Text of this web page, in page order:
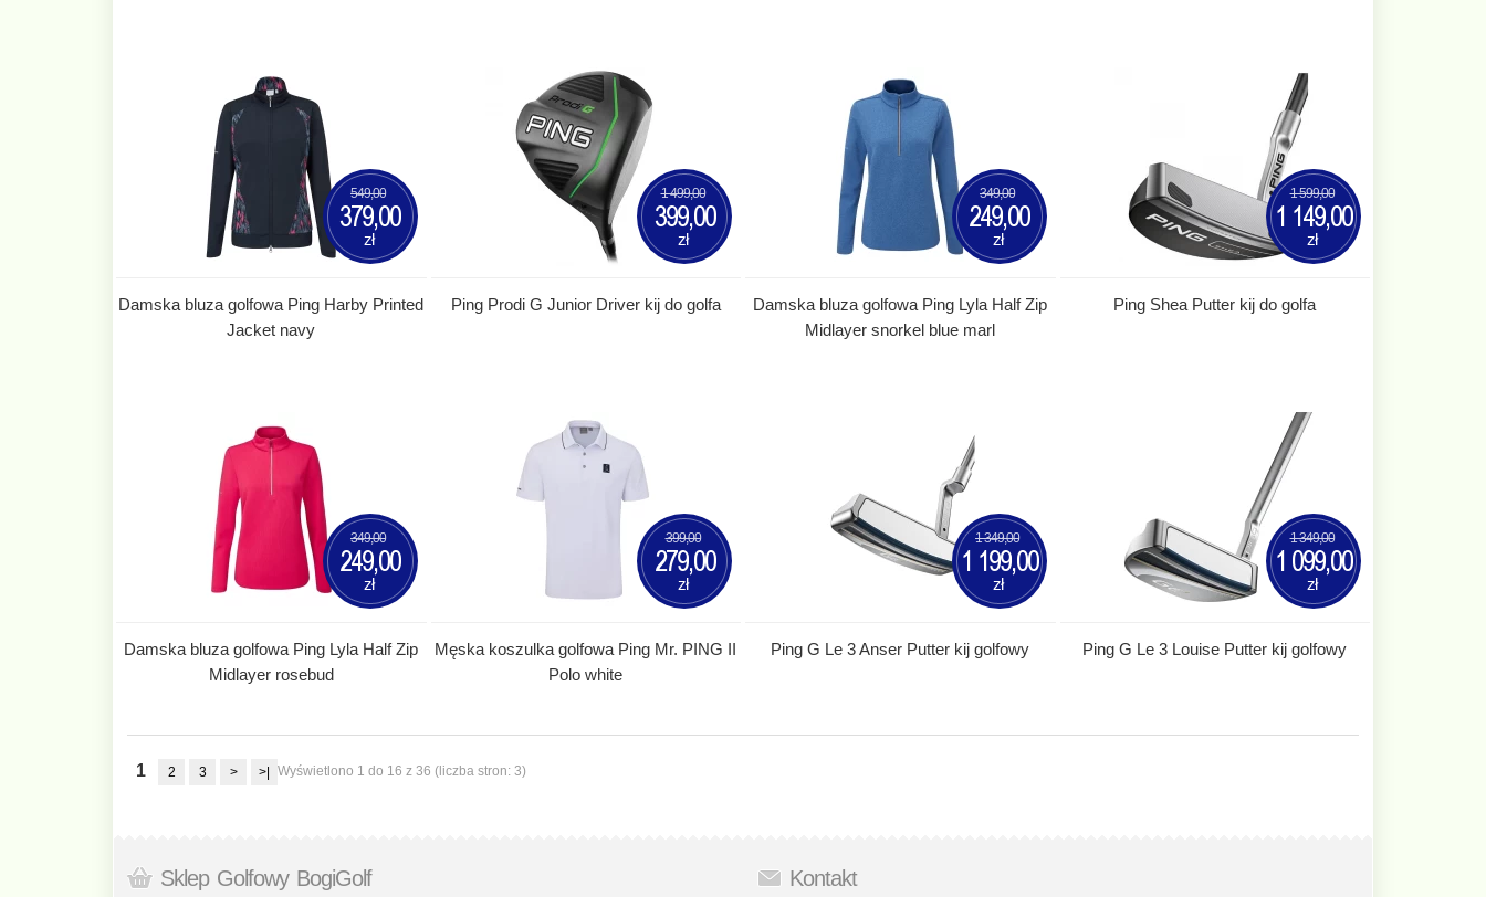
Damska bluza golfowa Ping Harby Printed
Jacket navy
549,00
379,00
zł
Ping Prodi G Junior Driver kij do golfa
1 499,00
399,00
zł
Damska bluza golfowa Ping Lyla Half Zip
Midlayer snorkel blue marl
349,00
249,00
zł
Ping Shea Putter kij do golfa
1 599,00
1 149,00
zł
Damska bluza golfowa Ping Lyla Half Zip
Midlayer rosebud
349,00
249,00
zł
Męska koszulka golfowa Ping Mr. PING II
Polo white
399,00
279,00
zł
Ping G Le 3 Anser Putter kij golfowy
1 349,00
1 199,00
zł
Ping G Le 3 Louise Putter kij golfowy
1 349,00
1 099,00
zł
1 2 3 > >| Wyświetlono 1 do 16 z 36 (liczba stron: 3)
Sklep Golfowy BogiGolf Kontakt